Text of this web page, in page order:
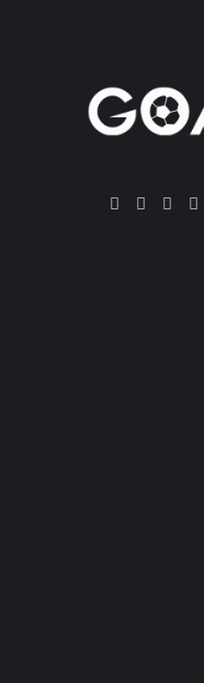
انستقرام‫TikTokملخصGoogle